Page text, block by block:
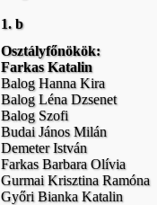
1. b
Osztályfőnökök:
Farkas Katalin
Balog Hanna Kira
Balog Léna Dzsenet
Balog Szofi
Budai János Milán
Demeter István
Farkas Barbara Olívia
Gurmai Krisztina Ramóna
Győri Bianka Katalin